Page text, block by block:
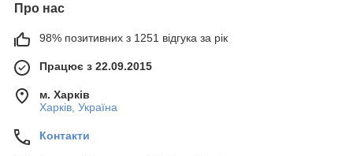
Про нас
98% позитивних з 1251 відгука за рік
Працює з 22.09.2015
м. Харків
Харків, Україна
Контакти